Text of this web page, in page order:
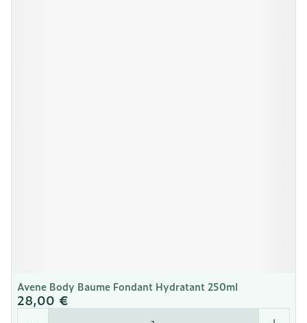
Avene Body Baume Fondant Hydratant 250ml
28,00 €
Quantité